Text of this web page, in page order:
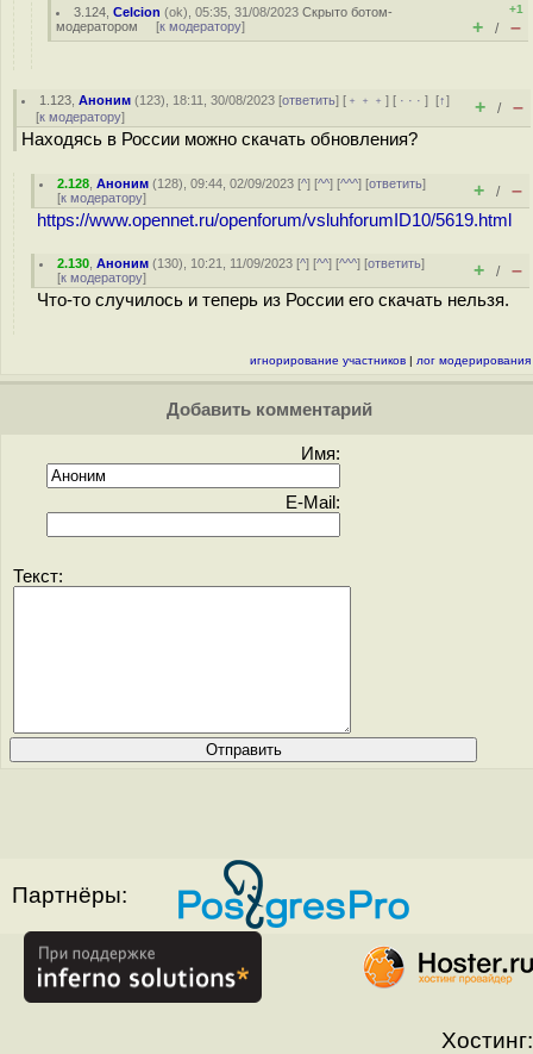
3.124 ,Celcion (ok), 05:35, 31/08/2023Скрыто ботом-
модератором [к модератору]
+1
+ / –
1.123 ,Аноним (123), 18:11, 30/08/2023 [ответить] [ ﹢﹢﹢] [ · · ·][↑]
[к модератору] + / –
Находясь в России можно скачать обновления?
2.128 ,Аноним (128), 09:44, 02/09/2023 [^] [^^] [^^^] [ответить]
[к модератору] + / –
https://www.opennet.ru/openforum/vsluhforumID10/5619.html
2.130 ,Аноним (130), 10:21, 11/09/2023 [^] [^^] [^^^] [ответить]
[к модератору] + / –
Что-то случилось и теперь из России его скачать нельзя.
игнорирование участников | лог модерирования
Добавить комментарий
Имя:
E-Mail:
Текст:
Партнёры:
Хостинг: